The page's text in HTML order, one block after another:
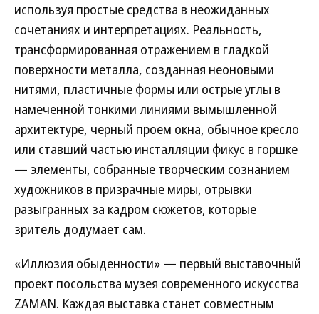
используя простые средства в неожиданных
сочетаниях и интерпретациях. Реальность,
трансформированная отражением в гладкой
поверхности металла, созданная неоновыми
нитями, пластичные формы или острые углы в
намеченной тонкими линиями вымышленной
архитектуре, черный проем окна, обычное кресло
или ставший частью инсталляции фикус в горшке
— элементы, собранные творческим сознанием
художников в призрачные миры, отрывки
разыгранных за кадром сюжетов, которые
зритель додумает сам.
«Иллюзия обыденности» — первый выставочный
проект посольства музея современного искусства
ZAMAN. Каждая выставка станет совместным